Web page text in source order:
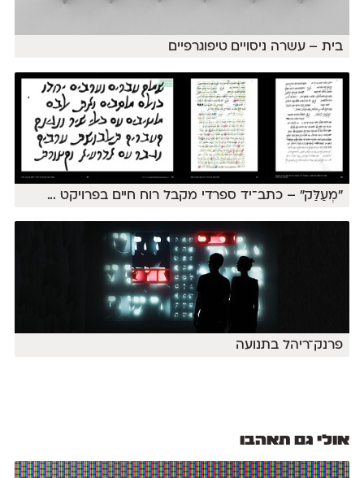
בית – עשרה ניסויים טיפוגרפיים
״מְעַלַּק״ – כתב־יד ספרדי מקבל רוח חיים בפרויקט ...
פרנק־ריהל בתנועה
אולי גם תאהבו